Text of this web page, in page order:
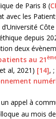
de Paris 8 (
avec les
Côte
depuis
deux
au 21
al, 2021) [14],
appel à
au mois